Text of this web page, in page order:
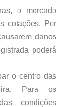
o mercado
cotações. Por
danos
poderá
o centro das
Para os
condições